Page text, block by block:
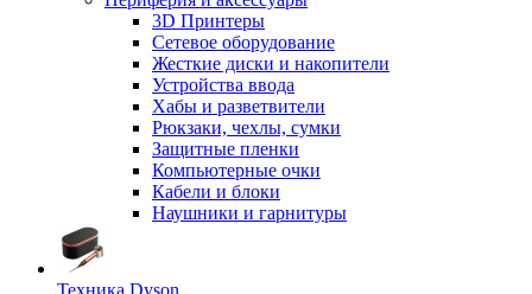
3D Принтеры
Сетевое оборудование
Жесткие диски и накопители
Устройства ввода
Хабы и разветвители
Рюкзаки, чехлы, сумки
Защитные пленки
Компьютерные очки
Кабели и блоки
Наушники и гарнитуры
Техника Dyson